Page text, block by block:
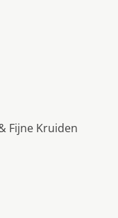
Fijne Kruiden